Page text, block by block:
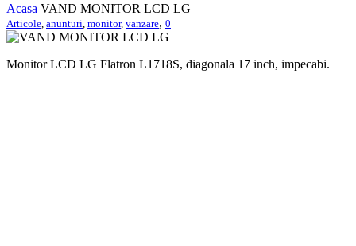
Acasa VAND MONITOR LCD LG
Articole anunturi monitor, vanzare, 0
Monitor LCD LG Flatron L1718S, diagonala 17 inch, impecabi.